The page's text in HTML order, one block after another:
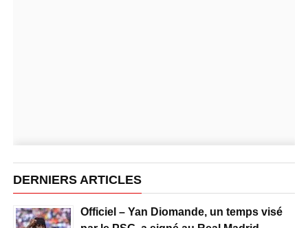
DERNIERS ARTICLES
Officiel – Yan Diomande, un temps visé